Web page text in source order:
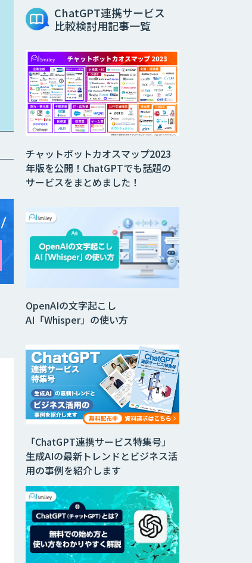
ChatGPT連携サービス
比較検討用記事一覧
チャットボットカオスマップ2023
年版を公開！ChatGPTでも話題の
サービスをまとめました！
OpenAIの文字起こし
AI「Whisper」の使い方
「ChatGPT連携サービス特集号」
生成AIの最新トレンドとビジネス活
用の事例を紹介します